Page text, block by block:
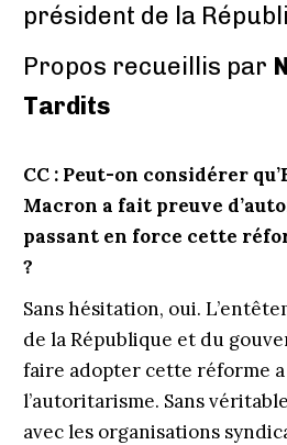
président de la
Propos recueillis par
Tardits
CC : Peut-on considérer
Macron a fait preuve
passant en force cette
?
Sans hésitation, oui.
de la République et du
faire adopter cette réforme
l’autoritarisme. Sans
avec les organisations